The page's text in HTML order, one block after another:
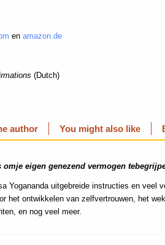
en amazon.de
(Dutch)
author You might also like
omje eigen genezend vermogen
Yogananda uitgebreide instructies en veel
het ontwikkelen van zelfvertrouwen, het
en nog veel meer.